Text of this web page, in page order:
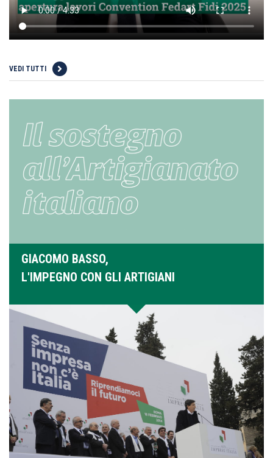
VEDI TUTTI
GIACOMO BASSO,
L'IMPEGNO CON GLI ARTIGIANI